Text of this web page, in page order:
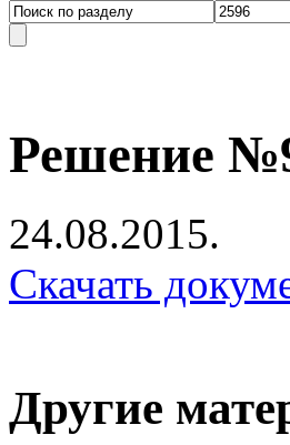
Решение
24.08.2015.
Скачать
Другие